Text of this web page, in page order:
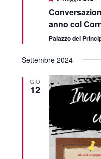
anno col
Palazzo dei
Settembre 2024
GIO
12